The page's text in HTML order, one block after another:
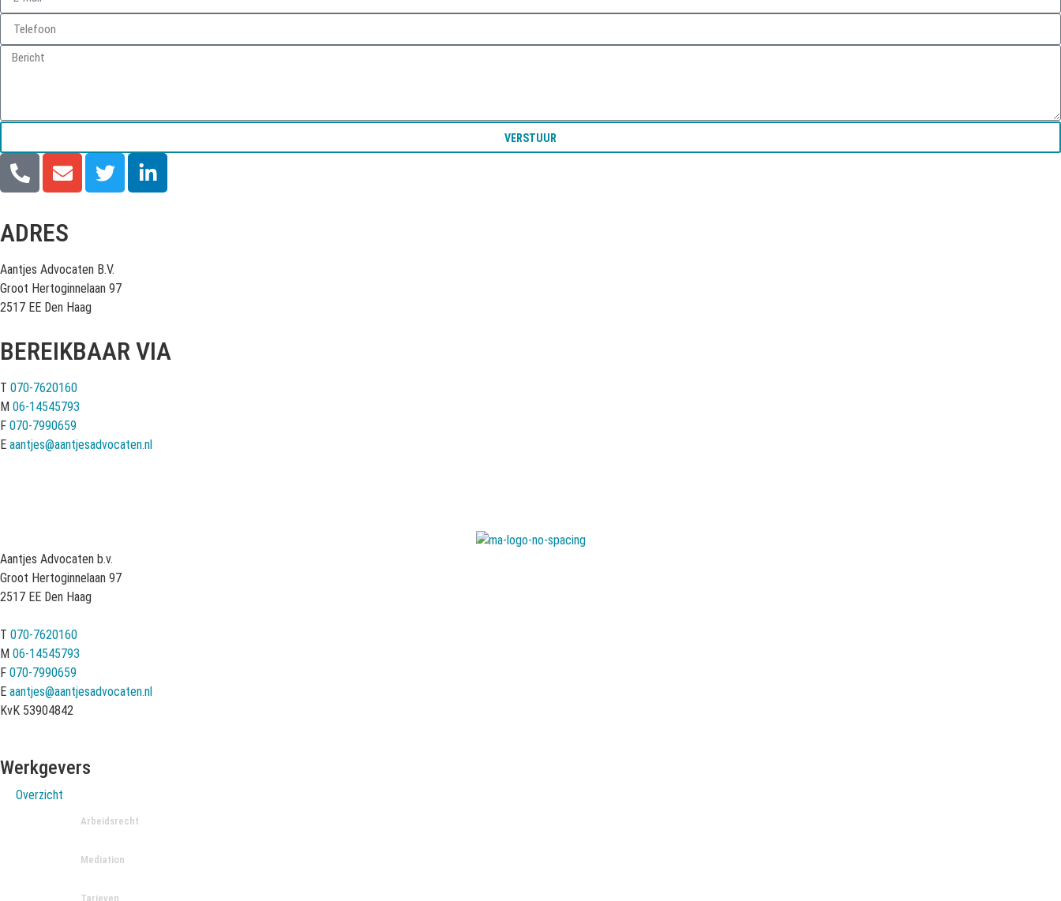
VERSTUUR
ADRES
Aantjes Advocaten B.V.
Groot Hertoginnelaan 97
2517 EE Den Haag
BEREIKBAAR VIA
T 070-7620160
M 06-14545793
F 070-7990659
E aantjes@aantjesadvocaten.nl
Aantjes Advocaten b.v.
Groot Hertoginnelaan 97
2517 EE Den Haag
T 070-7620160
M 06-14545793
F 070-7990659
E aantjes@aantjesadvocaten.nl
KvK 53904842
Werkgevers
Overzicht
Arbeidsrecht
Mediation
Tarieven